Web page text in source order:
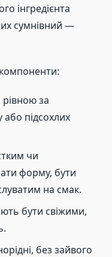
інгредієнта
сумнівний —
за
підсохлих
чи
форму, бути
на смак.
бути свіжими,
без зайвого